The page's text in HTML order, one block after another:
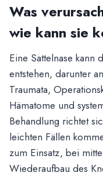
Was
wie kann sie
Eine Sattelnase kann
entstehen, darunter
Traumata,
Hämatome und
Behandlung richtet
leichten Fällen
zum Einsatz, bei
Wiederaufbau des